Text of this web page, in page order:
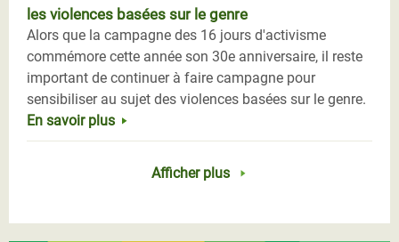
les violences basées sur le genre
Alors que la campagne des 16 jours d'activisme
commémore cette année son 30e anniversaire, il reste
important de continuer à faire campagne pour
sensibiliser au sujet des violences basées sur le genre.
En savoir plus
Afficher plus